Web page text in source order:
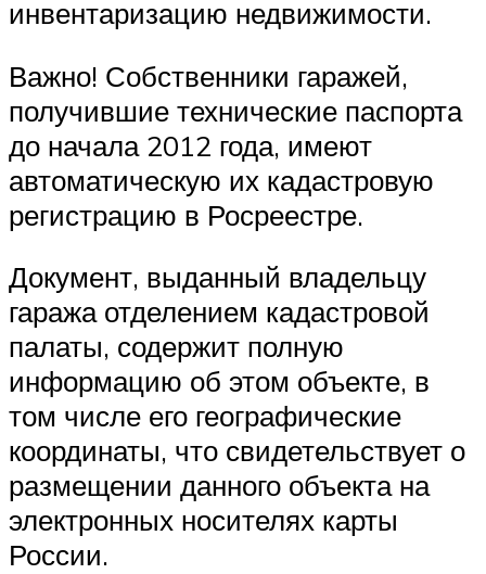
инвентаризацию недвижимости.
Важно! Собственники гаражей,
получившие технические паспорта
до начала 2012 года, имеют
автоматическую их кадастровую
регистрацию в Росреестре.
Документ, выданный владельцу
гаража отделением кадастровой
палаты, содержит полную
информацию об этом объекте, в
том числе его географические
координаты, что свидетельствует о
размещении данного объекта на
электронных носителях карты
России.